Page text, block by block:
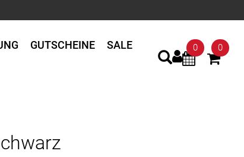
GUTSCHEINE
SALE
0 0